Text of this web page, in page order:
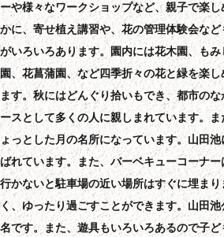
ーや様々なワークショップなど、親子で楽
かに、寄せ植え講習や、花の管理体験会な
がいろいろあります。園内には花木園、も
園、花菖蒲園、など四季折々の花と緑を楽
ます。秋にはどんぐり拾いもでき、都市の
ースとして多くの人に親しまれています。
ょっとした月の名所になっています。山田
ばれています。また、バーベキューコーナ
行かないと駐車場の近い場所はすぐに埋ま
く、ゆったり過ごすことができます。山田
名です。また、遊具もいろいろあるので子